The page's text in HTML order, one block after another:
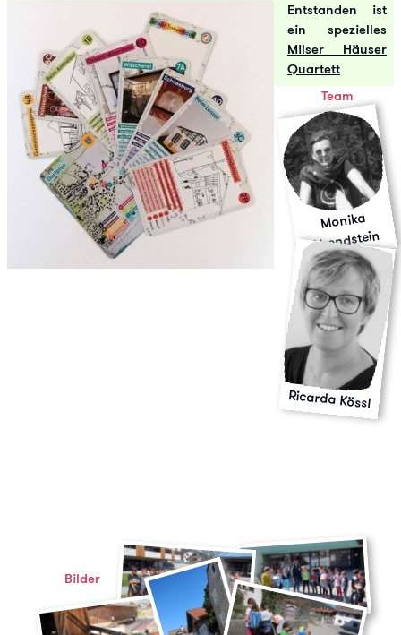
Entstanden ist
ein spezielles
Milser Häuser
Quartett
Team
Monika
Abendstein
Ricarda Kössl
Bilder